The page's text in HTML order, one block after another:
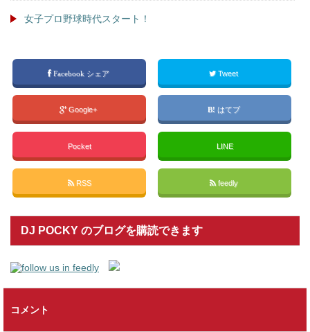
女子プロ野球時代スタート！
Facebook シェア Tweet
Google+ はてブ
Pocket LINE
RSS feedly
DJ POCKY のブログを購読できます
コメント